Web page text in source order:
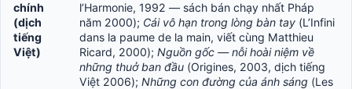
chính
(dịch
tiếng
Việt)
l’Harmonie, 1992 — sách bán chạy nhất Pháp
năm 2000); Cái vô hạn trong lòng bàn tay (L’Infini
dans la paume de la main, viết cùng Matthieu
Ricard, 2000); Nguồn gốc — nỗi hoài niệm về
những thuở ban đầu (Origines, 2003, dịch tiếng
Việt 2006); Những con đường của ánh sáng (Les